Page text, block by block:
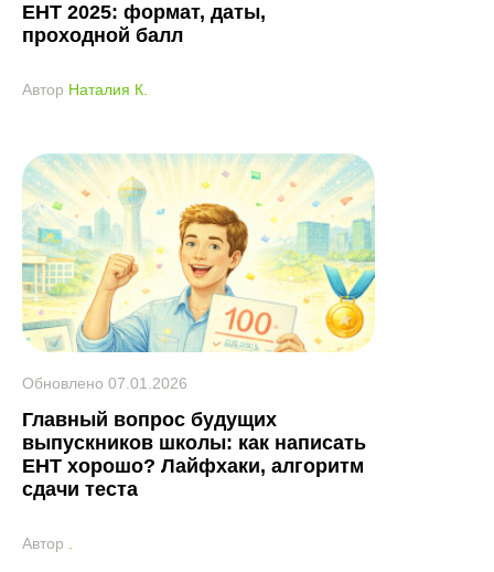
ЕНТ 2025: формат, даты,
проходной балл
Автор Наталия К.
Обновлено 07.01.2026
Главный вопрос будущих
выпускников школы: как написать
ЕНТ хорошо? Лайфхаки, алгоритм
сдачи теста
Автор